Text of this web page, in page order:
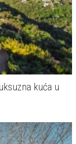
kuća u